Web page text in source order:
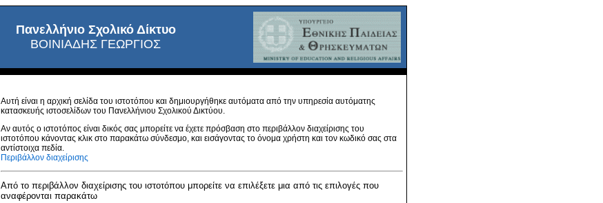
Πανελλήνιο Σχολικό Δίκτυο
ΒΟΙΝΙΑΔΗΣ ΓΕΩΡΓΙΟΣ
Αυτή είναι η αρχική σελίδα του ιστοτόπου και δημιουργήθηκε αυτόματα από την υπηρεσία αυτόματης
κατασκευής ιστοσελίδων του Πανελλήνιου Σχολικού Δικτύου.
Αν αυτός ο ιστοτόπος είναι δικός σας μπορείτε να έχετε πρόσβαση στο περιβάλλον διαχείρισης του
ιστοτόπου κάνοντας κλικ στο παρακάτω σύνδεσμο, και εισάγοντας το όνομα χρήστη και τον κωδικό σας στα
αντίστοιχα πεδία.
Περιβάλλον διαχείρισης
Από το περιβάλλον διαχείρισης του ιστοτόπου μπορείτε να επιλέξετε μια από τις επιλογές που
αναφέρονται παρακάτω